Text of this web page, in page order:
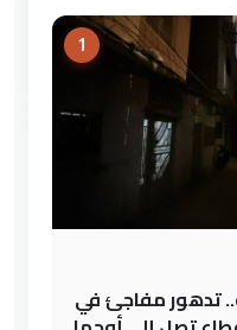
1
تدهور مفاجئ في